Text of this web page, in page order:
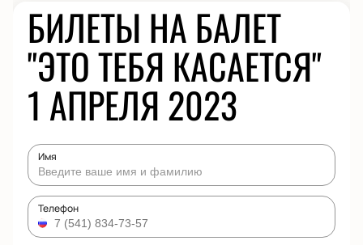
БИЛЕТЫ НА БАЛЕТ
"ЭТО ТЕБЯ КАСАЕТСЯ"
1 АПРЕЛЯ 2023
Имя
Телефон